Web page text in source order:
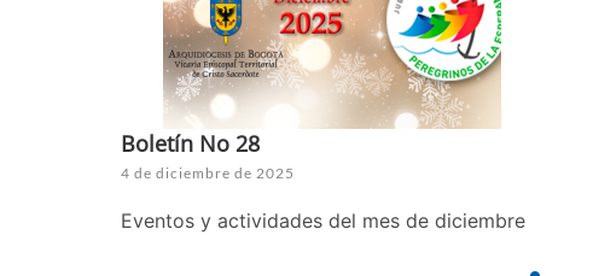
Boletín No 28
4 de diciembre de 2025
Eventos y actividades del mes de diciembre